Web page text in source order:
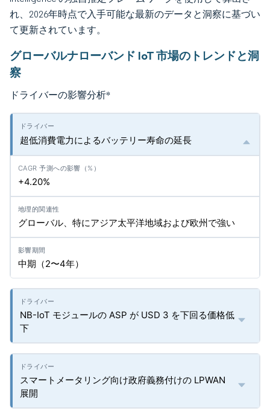
れ、2026年時点で入手可能な最新のデータと洞察に基づい
て更新されています。
グローバルナローバンド IoT 市場のトレンドと洞
察
ドライバーの影響分析*
超低消費電力によるバッテリー寿命の延長
+4.20%
グローバル、特にアジア太平洋地域および欧州で強い
中期（2〜4年）
NB-IoT モジュールの ASP が USD 3 を下回る価格低
下
スマートメータリング向け政府義務付けの LPWAN
展開